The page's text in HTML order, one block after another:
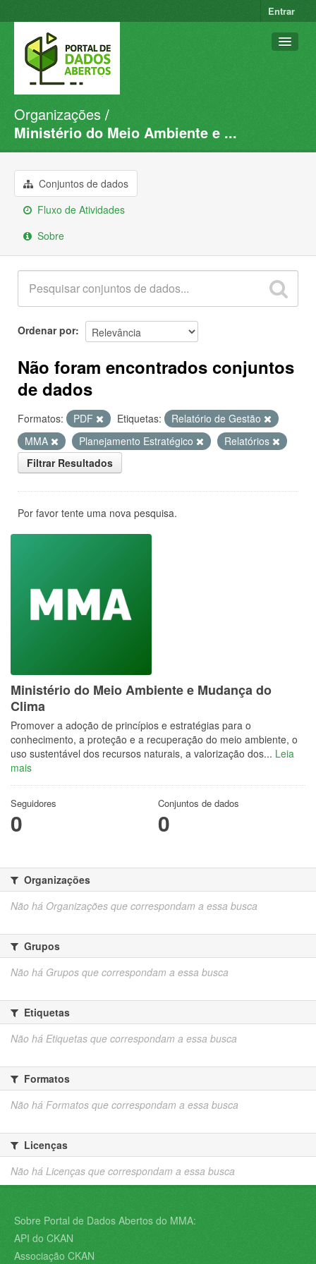
Entrar
Conjuntos de dados
Organizações
Sobre
Organizações
Ministério do Meio Ambiente e ...
Conjuntos de dados
Fluxo de Atividades
Sobre
Ordenar por
Não foram encontrados conjuntos
de dados
Formatos: PDF Etiquetas:
Relatório de Gestão
MMA
Planejamento Estratégico
Relatórios
Filtrar Resultados
Por favor tente uma nova pesquisa.
Ministério do Meio Ambiente e Mudança do
Clima
Promover a adoção de princípios e estratégias para o
conhecimento, a proteção e a recuperação do meio ambiente, o
uso sustentável dos recursos naturais, a valorização dos... Leia
mais
Seguidores
0
Conjuntos de dados
0
Organizações
Não há Organizações que correspondam a essa busca
Grupos
Não há Grupos que correspondam a essa busca
Etiquetas
Não há Etiquetas que correspondam a essa busca
Formatos
Não há Formatos que correspondam a essa busca
Licenças
Não há Licenças que correspondam a essa busca
Sobre Portal de Dados Abertos do MMA:
API do CKAN
Associação CKAN